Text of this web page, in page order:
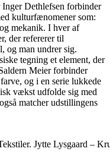
Inger Dethlefsen forbinder
kulturfænomener som:
mekanik. I hver af
der refererer til
og man undrer sig.
tegning et element, der
Meier forbinder
og i en serie lukkede
vækst udfolde sig med
matcher udstillingens
Jytte Lysgaard –